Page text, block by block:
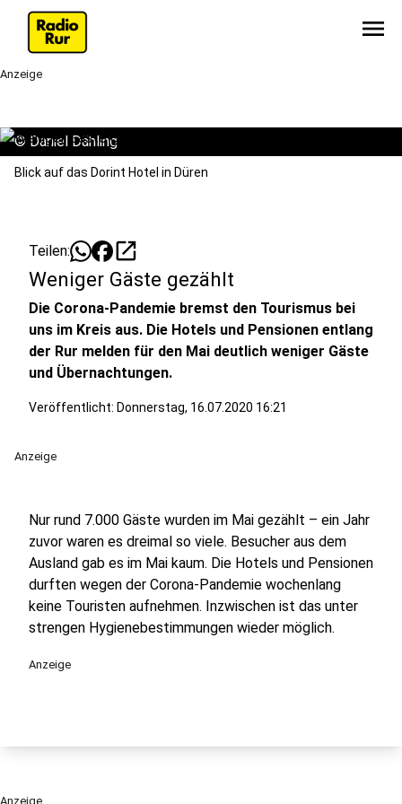
menu
Anzeige
© Daniel Dähling
Blick auf das Dorint Hotel in Düren
Teilen: open_in_new
Weniger Gäste gezählt
Die Corona-Pandemie bremst den Tourismus bei
uns im Kreis aus. Die Hotels und Pensionen entlang
der Rur melden für den Mai deutlich weniger Gäste
und Übernachtungen.
Veröffentlicht: Donnerstag, 16.07.2020 16:21
Anzeige
Nur rund 7.000 Gäste wurden im Mai gezählt – ein Jahr
zuvor waren es dreimal so viele. Besucher aus dem
Ausland gab es im Mai kaum. Die Hotels und Pensionen
durften wegen der Corona-Pandemie wochenlang
keine Touristen aufnehmen. Inzwischen ist das unter
strengen Hygienebestimmungen wieder möglich.
Anzeige
Anzeige